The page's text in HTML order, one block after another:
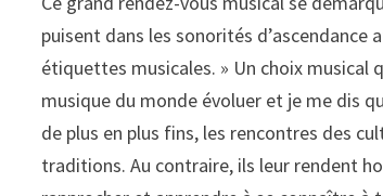
puisent dans les sonorités
étiquettes musicales. » Un choix musical
musique du monde évoluer et je me dis
de plus en plus fins, les rencontres des
traditions. Au contraire, ils leur rendent